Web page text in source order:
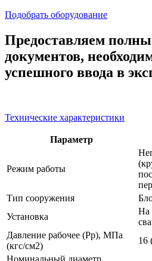
Подобрать оборудование
Предоставляем
документов,
успешного ввода в
Технические характеристики
Параметр
Режим работы
Тип сооружения
Установка
На
Давление рабочее (Рр), МПа
(кгс/см2)
16